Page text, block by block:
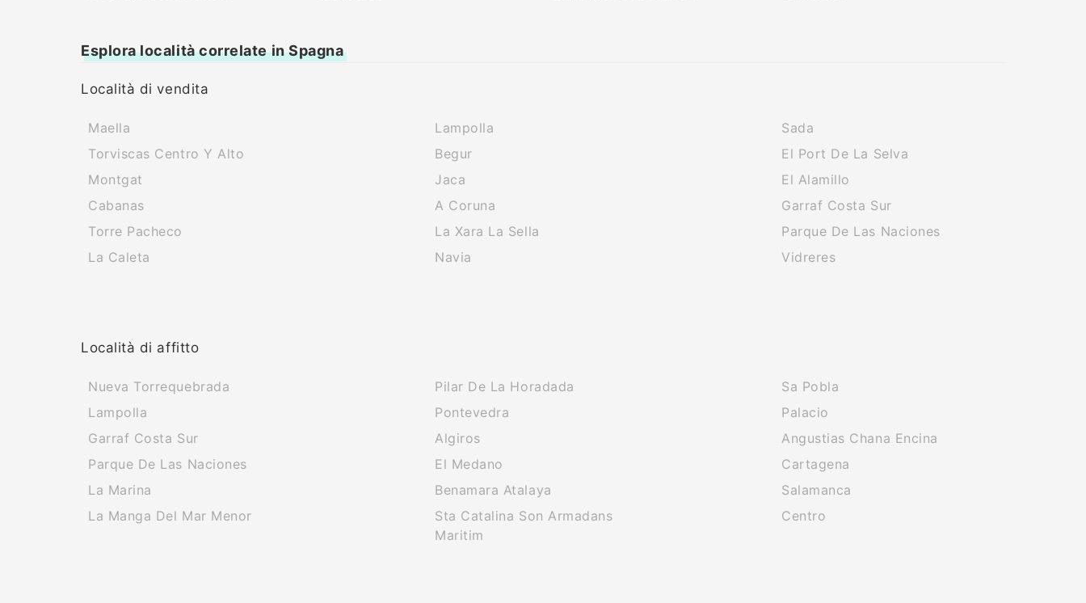
Esplora località correlate in Spagna
Località di vendita
Maella
Torviscas Centro Y Alto
Montgat
Cabanas
Torre Pacheco
La Caleta
Lampolla
Begur
Jaca
A Coruna
La Xara La Sella
Navia
Sada
El Port De La Selva
El Alamillo
Garraf Costa Sur
Parque De Las Naciones
Vidreres
Località di affitto
Nueva Torrequebrada
Lampolla
Garraf Costa Sur
Parque De Las Naciones
La Marina
La Manga Del Mar Menor
Pilar De La Horadada
Pontevedra
Algiros
El Medano
Benamara Atalaya
Sta Catalina Son Armadans
Maritim
Sa Pobla
Palacio
Angustias Chana Encina
Cartagena
Salamanca
Centro